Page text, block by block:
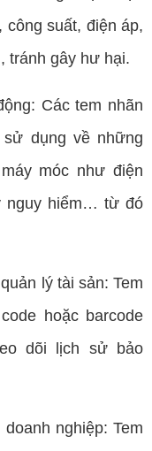
công suất, điện áp,
tránh gây hư hại.
Các tem nhãn
dụng về những
móc như điện
nguy hiểm… từ đó
lý tài sản: Tem
hoặc barcode
dõi lịch sử bảo
nghiệp: Tem